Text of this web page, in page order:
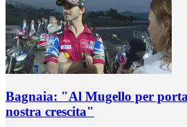
Bagnaia: "Al Mugello per
nostra crescita"